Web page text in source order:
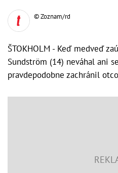
© Zoznam/rd
ŠTOKHOLM - Keď medveď
Sundström (14) neváhal ani
pravdepodobne zachránil